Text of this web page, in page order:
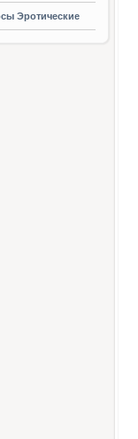
Эротические